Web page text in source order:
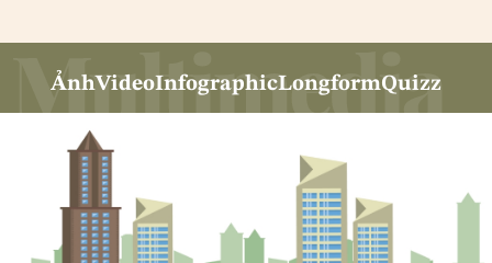
ẢnhVideoInfographicLongformQuizz